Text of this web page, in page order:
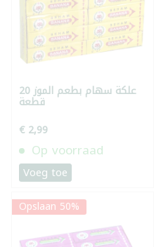
علكة سهام بطعم الموز 20
قطعة
€ 2,99
Op voorraad
Voeg toe
Opslaan 50%